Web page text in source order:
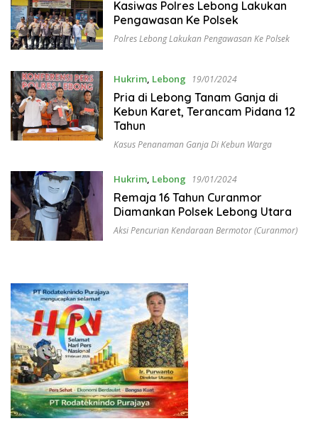
Kasiwas Polres Lebong Lakukan
Pengawasan Ke Polsek
Polres Lebong Lakukan Pengawasan Ke Polsek
Hukrim, Lebong 19/01/2024
Pria di Lebong Tanam Ganja di
Kebun Karet, Terancam Pidana 12
Tahun
Kasus Penanaman Ganja Di Kebun Warga
Hukrim, Lebong 19/01/2024
Remaja 16 Tahun Curanmor
Diamankan Polsek Lebong Utara
Aksi Pencurian Kendaraan Bermotor (Curanmor)